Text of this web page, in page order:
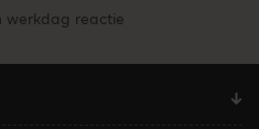
werkdag reactie